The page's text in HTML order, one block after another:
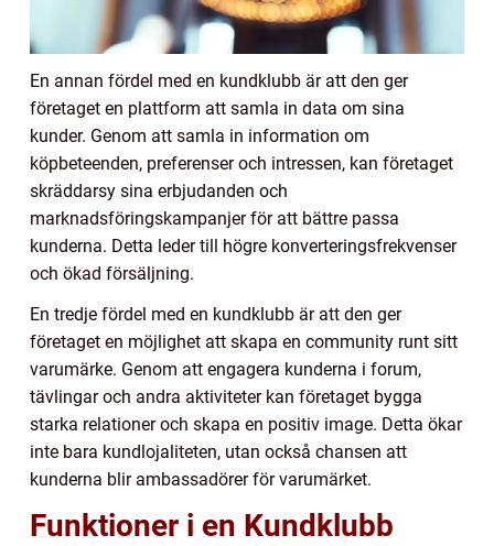
En annan fördel med en kundklubb är att den ger
företaget en plattform att samla in data om sina
kunder. Genom att samla in information om
köpbeteenden, preferenser och intressen, kan företaget
skräddarsy sina erbjudanden och
marknadsföringskampanjer för att bättre passa
kunderna. Detta leder till högre konverteringsfrekvenser
och ökad försäljning.
En tredje fördel med en kundklubb är att den ger
företaget en möjlighet att skapa en community runt sitt
varumärke. Genom att engagera kunderna i forum,
tävlingar och andra aktiviteter kan företaget bygga
starka relationer och skapa en positiv image. Detta ökar
inte bara kundlojaliteten, utan också chansen att
kunderna blir ambassadörer för varumärket.
Funktioner i en Kundklubb